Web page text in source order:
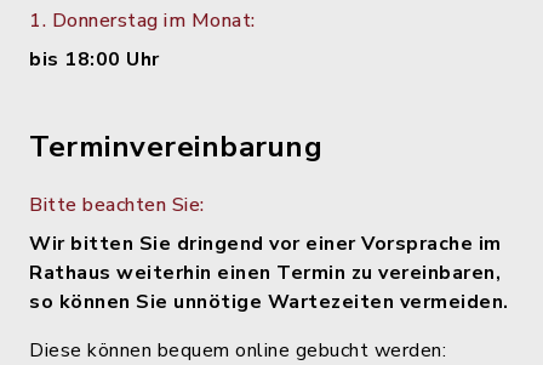
1. Donnerstag im Monat:
bis 18:00 Uhr
Terminvereinbarung
Bitte beachten Sie:
Wir bitten Sie dringend vor einer Vorsprache im
Rathaus weiterhin einen Termin zu vereinbaren,
so können Sie unnötige Wartezeiten vermeiden.
Diese können bequem online gebucht werden: